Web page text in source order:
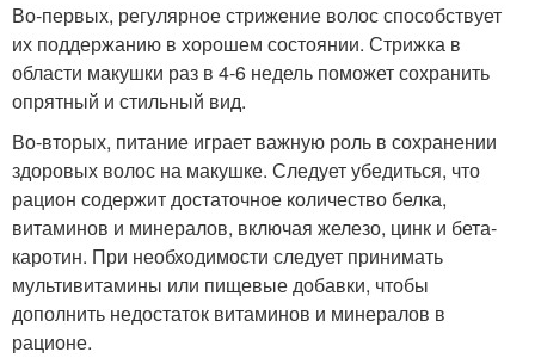
Во-первых, регулярное стрижение волос способствует
их поддержанию в хорошем состоянии. Стрижка в
области макушки раз в 4-6 недель поможет сохранить
опрятный и стильный вид.
Во-вторых, питание играет важную роль в сохранении
здоровых волос на макушке. Следует убедиться, что
рацион содержит достаточное количество белка,
витаминов и минералов, включая железо, цинк и бета-
каротин. При необходимости следует принимать
мультивитамины или пищевые добавки, чтобы
дополнить недостаток витаминов и минералов в
рационе.